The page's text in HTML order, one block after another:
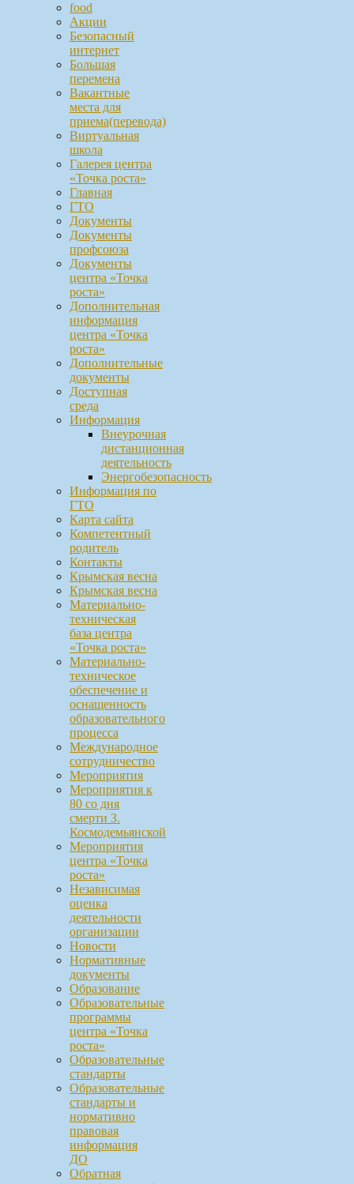
food
Акции
Безопасный
интернет
Большая
перемена
Вакантные
места для
приема(перевода)
Виртуальная
школа
Галерея центра
«Точка роста»
Главная
ГТО
Документы
Документы
профсоюза
Документы
центра «Точка
роста»
Дополнительная
информация
центра «Точка
роста»
Дополнительные
документы
Доступная
среда
Информация
Внеурочная
дистанционная
деятельность
Энергобезопасность
Информация по
ГТО
Карта сайта
Компетентный
родитель
Контакты
Крымская весна
Крымская весна
Материально-
техническая
база центра
«Точка роста»
Материально-
техническое
обеспечение и
оснащенность
образовательного
процесса
Международное
сотрудничество
Мероприятия
Мероприятия к
80 со дня
смерти З.
Космодемьянской
Мероприятия
центра «Точка
роста»
Независимая
оценка
деятельности
организации
Новости
Нормативные
документы
Образование
Образовательные
программы
центра «Точка
роста»
Образовательные
стандарты
Образовательные
стандарты и
нормативно
правовая
информация
ДО
Обратная